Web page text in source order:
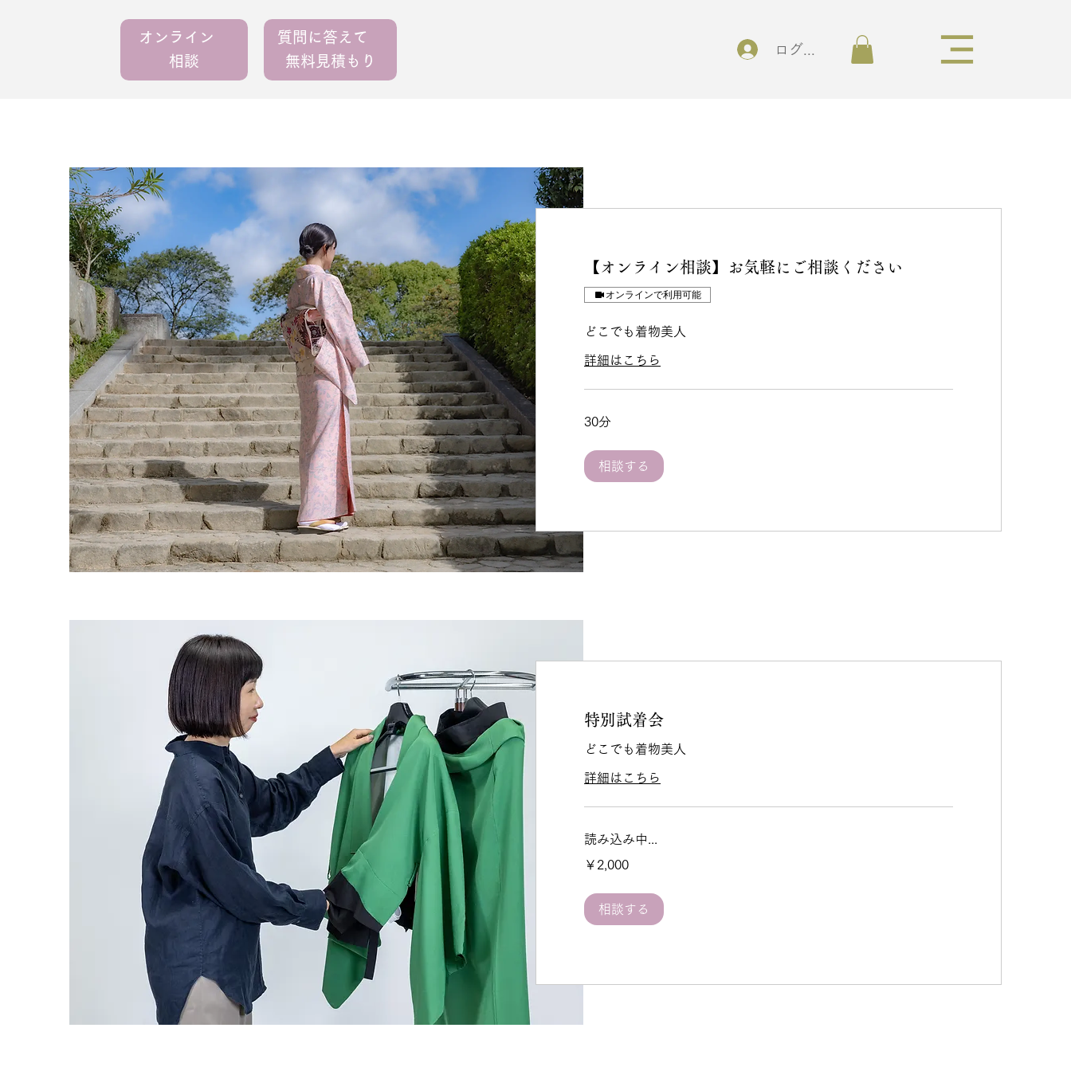
オンライン
相談
質問に答えて
無料見積もり
ログイン
【オンライン相談】お気軽にご相談ください
オンラインで利用可能
どこでも着物美人
詳細はこちら
30分
相談する
特別試着会
どこでも着物美人
詳細はこちら
読み込み中...
円
￥2,000
相談する